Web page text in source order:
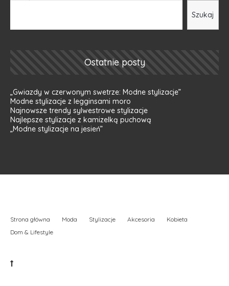
Szukaj
Ostatnie posty
„Gwiazdy w czerwonym swetrze: Modne stylizacje”
Modne stylizacje z legginsami moro
Najnowsze trendy sylwestrowe stylizacje
Najlepsze stylizacje z kamizelką puchową
„Modne stylizacje na jesień”
Strona główna Moda Stylizacje Akcesoria
Kobieta
Dom & Lifestyle